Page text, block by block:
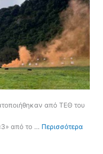
από ΤΕΘ του
από το … Περισσότερα